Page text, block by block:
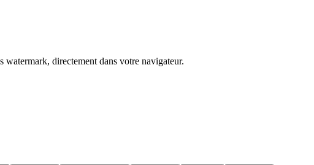
watermark, directement dans votre navigateur.